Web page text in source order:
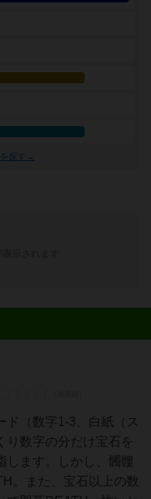
探す→
ド（数字1-3、白紙（ス
り数字の分だけ宝石を
します。しかし、髑髏
。また、宝石以上の数